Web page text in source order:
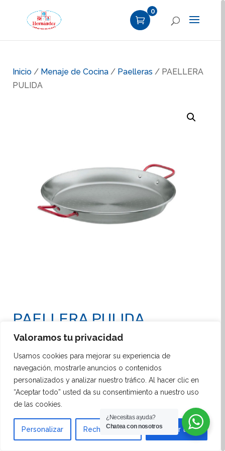
Valoramos tu privacidad
Usamos cookies para mejorar su experiencia de
navegación, mostrarle anuncios o contenidos
personalizados y analizar nuestro tráfico. Al hacer clic en
“Aceptar todo” usted da su consentimiento a nuestro uso
de las cookies.
Personalizar Rechazar todo Aceptar todo
0
Inicio / Menaje de Cocina / Paelleras / PAELLERA
PULIDA
PAELLERA PULIDA
acero de alta calidad. Garantizan máxima
resistencia, durabilidad e higiene. Perfectas para
eventos, catering y celebraciones populares.
Compatibles con cocina de gas, vitrocerámica y
eléctrica. Disponibles en varios tamaños para
adaptarse a tus necesidades.
¿Necesitas ayuda?
Chatea con nosotros